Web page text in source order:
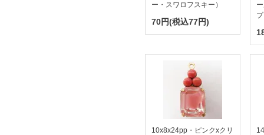
ー・スワロフスキー）
70円(税込77円)
10x8x24pp・ピンクxクリ